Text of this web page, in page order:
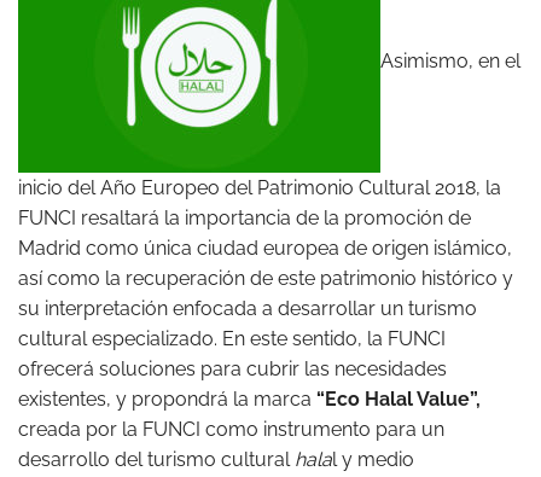
Asimismo, en el
inicio del Año Europeo del Patrimonio Cultural 2018, la
FUNCI resaltará la importancia de la promoción de
Madrid como única ciudad europea de origen islámico,
así como la recuperación de este patrimonio histórico y
su interpretación enfocada a desarrollar un turismo
cultural especializado. En este sentido, la FUNCI
ofrecerá soluciones para cubrir las necesidades
existentes, y propondrá la marca “Eco Halal Value”,
creada por la FUNCI como instrumento para un
desarrollo del turismo cultural halal y medio